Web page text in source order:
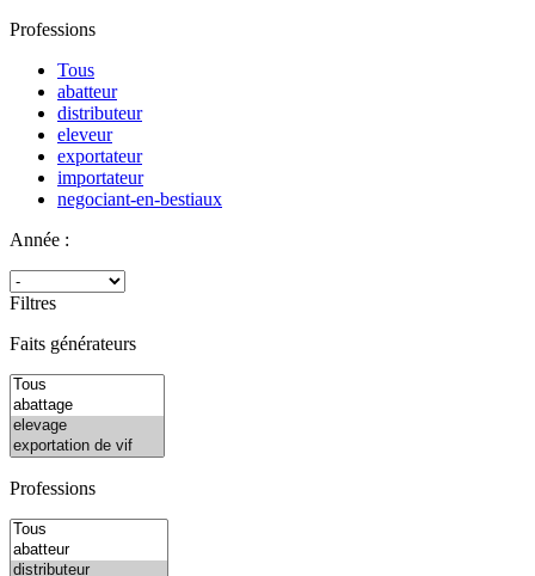
Professions
Tous
abatteur
distributeur
eleveur
exportateur
importateur
negociant-en-bestiaux
Année :
Filtres
Faits générateurs
Professions